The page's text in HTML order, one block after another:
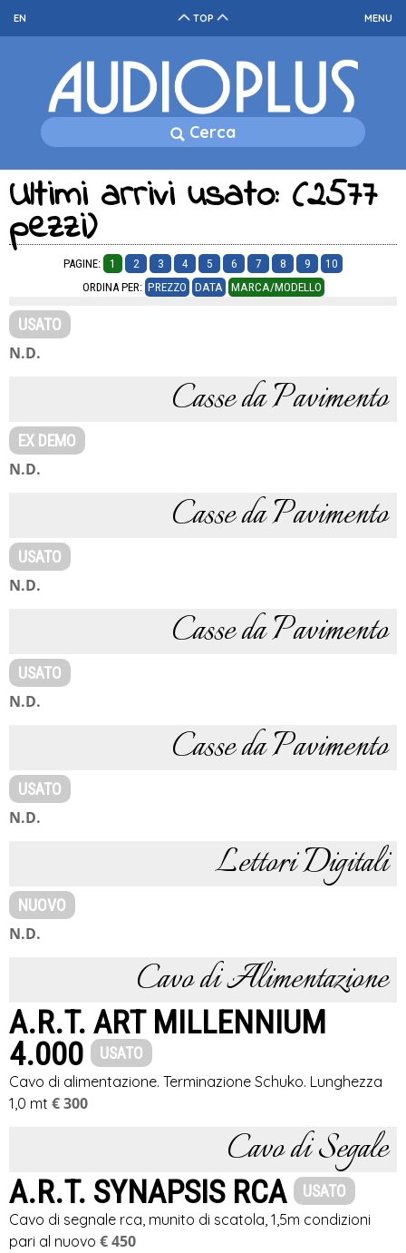
TOP MENU
EN
Cerca
Ultimi arrivi usato: (2577
pezzi)
PAGINE: 1 2 3 4 5 6 7 8 9
10
ORDINA PER: PREZZO DATA MARCA/MODELLO
USATO
N.D.
Casse da Pavimento
EX DEMO
N.D.
Casse da Pavimento
USATO
N.D.
Casse da Pavimento
USATO
N.D.
Casse da Pavimento
USATO
N.D.
Lettori Digitali
NUOVO
N.D.
Cavo di Alimentazione
A.R.T. ART MILLENNIUM
4.000
USATO
Cavo di alimentazione. Terminazione Schuko. Lunghezza
1,0 mt € 300
Cavo di Segale
A.R.T. SYNAPSIS RCA USATO
Cavo di segnale rca, munito di scatola, 1,5m condizioni
pari al nuovo € 450